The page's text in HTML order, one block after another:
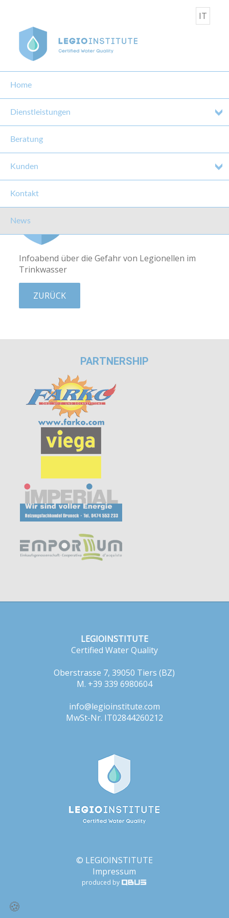
IT
Home
Dienstleistungen
Beratung
Kunden
Kontakt
News
INFOABEND FASSATAL
Infoabend über die Gefahr von Legionellen im
Trinkwasser
ZURÜCK
PARTNERSHIP
LEGIOINSTITUTE
Certified Water Quality
Oberstrasse 7, 39050 Tiers (BZ)
M. +39 339 6980604
info@legioinstitute.com
MwSt-Nr. IT02844260212
© LEGIOINSTITUTE
Impressum
produced by
🍪